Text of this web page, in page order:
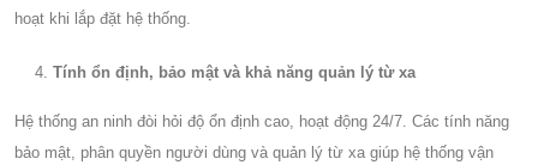
hoạt khi lắp đặt hệ thống.
Tính ổn định, bảo mật và khả năng quản lý từ xa
Hệ thống an ninh đòi hỏi độ ổn định cao, hoạt động 24/7. Các tính năng
bảo mật, phân quyền người dùng và quản lý từ xa giúp hệ thống vận